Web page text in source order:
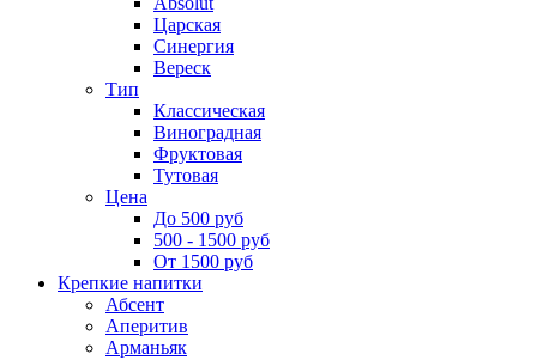
Царская
Синергия
Вереск
Тип
Классическая
Виноградная
Фруктовая
Тутовая
Цена
До 500 руб
500 - 1500 руб
От 1500 руб
Крепкие напитки
Абсент
Аперитив
Арманьяк